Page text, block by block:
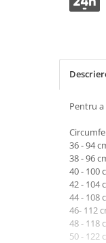
Pentru
36 - 94
38 - 96
40 - 100
42 - 104
44 - 108
46- 112
48 - 118
50 - 122